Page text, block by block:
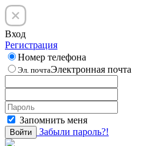
Вход
Регистрация
Номер телефона
Эл. почтаЭлектронная почта
Запомнить меня
Войти Забыли пароль?!